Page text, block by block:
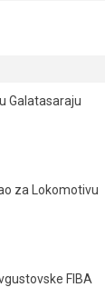
Galatasaraju
za Lokomotivu
FIBA